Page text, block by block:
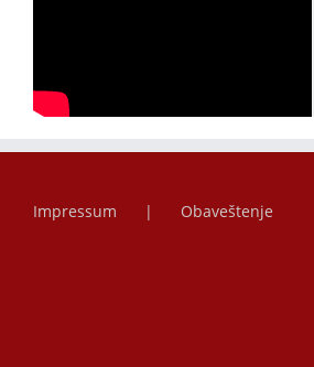
Impressum Obaveštenje